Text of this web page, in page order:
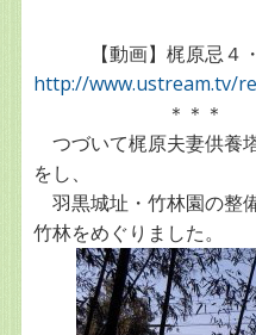
【動画】梶原忌４・
http://www.ustream.tv/
＊＊＊
つづいて梶原夫妻供養
をし、
羽黒城址・竹林園の整
竹林をめぐりました。